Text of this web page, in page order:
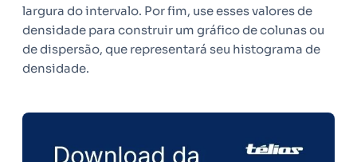
largura do intervalo. Por fim, use esses valores de
densidade para construir um gráfico de colunas ou
de dispersão, que representará seu histograma de
densidade.